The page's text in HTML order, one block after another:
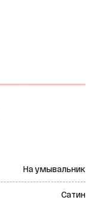
На умывальник
Сатин